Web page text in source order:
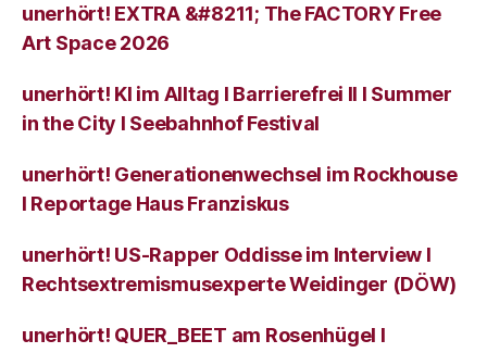
unerhört! EXTRA &#8211; The FACTORY Free
Art Space 2026
unerhört! KI im Alltag I Barrierefrei II I Summer
in the City I Seebahnhof Festival
unerhört! Generationenwechsel im Rockhouse
I Reportage Haus Franziskus
unerhört! US-Rapper Oddisse im Interview I
Rechtsextremismusexperte Weidinger (DÖW)
unerhört! QUER_BEET am Rosenhügel I